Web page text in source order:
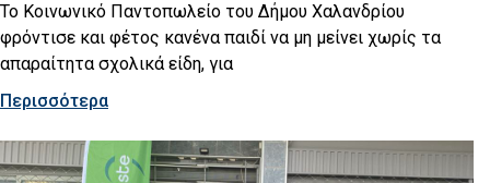
Το Κοινωνικό Παντοπωλείο του Δήμου Χαλανδρίου
φρόντισε και φέτος κανένα παιδί να μη μείνει χωρίς τα
απαραίτητα σχολικά είδη, για
Περισσότερα